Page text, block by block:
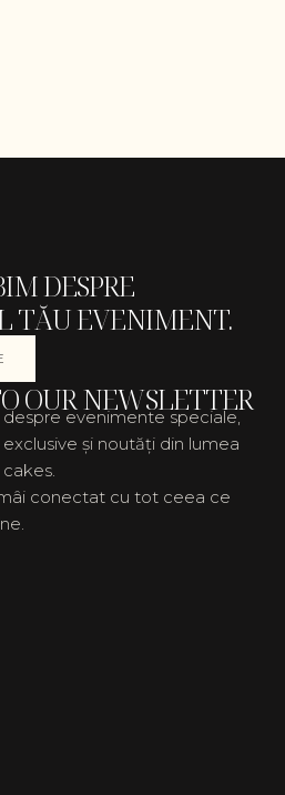
DESPRE
TĂU EVENIMENT.
OUR NEWSLETTER
despre evenimente speciale,
și noutăți din lumea
conectat cu tot ceea ce